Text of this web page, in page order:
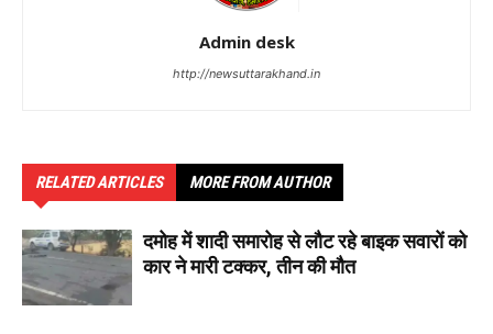
Admin desk
http://newsuttarakhand.in
RELATED ARTICLES MORE FROM AUTHOR
दमोह में शादी समारोह से लौट रहे बाइक सवारों को
कार ने मारी टक्कर, तीन की मौत